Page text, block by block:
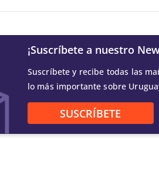
¡Suscríbete a nuestro
Suscríbete y recibe todas las
lo más importante sobre
SUSCRÍBETE